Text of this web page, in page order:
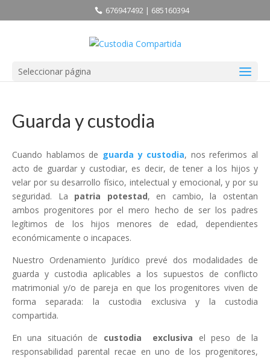
676947492 | 685160394
Seleccionar página
Guarda y custodia
Cuando hablamos de guarda y custodia, nos referimos al
acto de guardar y custodiar, es decir, de tener a los hijos y
velar por su desarrollo físico, intelectual y emocional, y por su
seguridad. La patria potestad, en cambio, la ostentan
ambos progenitores por el mero hecho de ser los padres
legítimos de los hijos menores de edad, dependientes
económicamente o incapaces.
Nuestro Ordenamiento Jurídico prevé dos modalidades de
guarda y custodia aplicables a los supuestos de conflicto
matrimonial y/o de pareja en que los progenitores viven de
forma separada: la custodia exclusiva y la custodia
compartida.
En una situación de custodia exclusiva el peso de la
responsabilidad parental recae en uno de los progenitores,